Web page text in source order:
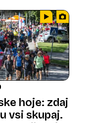
hoje: zdaj
vsi skupaj.